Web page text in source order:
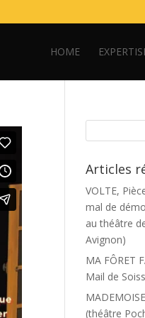
HOME
Articles
VOLTE,
mal de
au théâtre
Avignon)
MA FÔRET
Mail de
(théâtre